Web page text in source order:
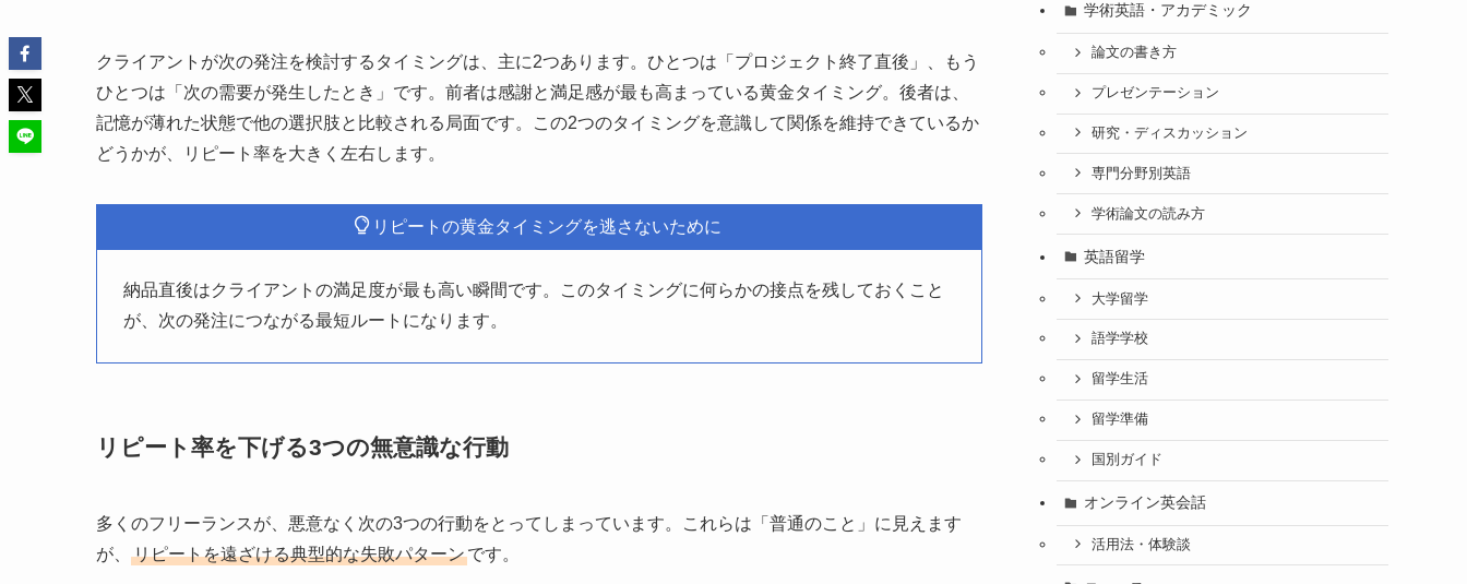
クライアントが次の発注を検討するタイミングは、主に2つあります。ひとつは「プロジェクト終了直後」、もう
ひとつは「次の需要が発生したとき」です。前者は感謝と満足感が最も高まっている黄金タイミング。後者は、
記憶が薄れた状態で他の選択肢と比較される局面です。この2つのタイミングを意識して関係を維持できているか
どうかが、リピート率を大きく左右します。
リピートの黄金タイミングを逃さないために
納品直後はクライアントの満足度が最も高い瞬間です。このタイミングに何らかの接点を残しておくこと
が、次の発注につながる最短ルートになります。
リピート率を下げる3つの無意識な行動
多くのフリーランスが、悪意なく次の3つの行動をとってしまっています。これらは「普通のこと」に見えます
が、
リピートを遠ざける典型的な失敗パターンです。
学術英語・アカデミック
論文の書き方
プレゼンテーション
研究・ディスカッション
専門分野別英語
学術論文の読み方
英語留学
大学留学
語学学校
留学生活
留学準備
国別ガイド
オンライン英会話
活用法・体験談